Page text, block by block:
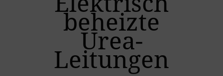
beheizte
Urea-
Leitungen